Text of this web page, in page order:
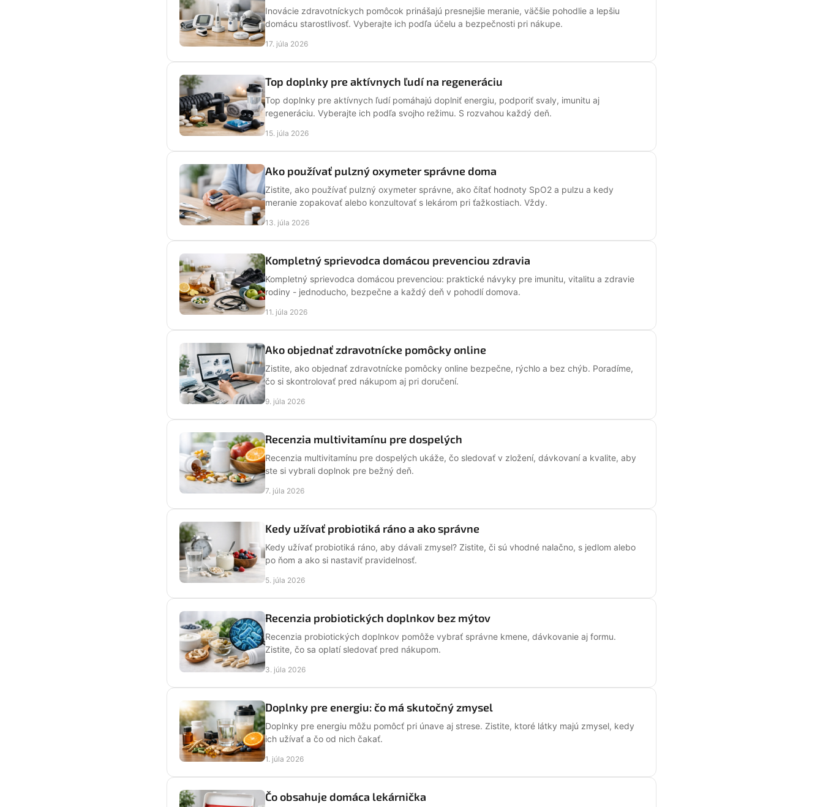
Inovácie zdravotníckych pomôcok prinášajú presnejšie meranie, väčšie pohodlie a lepšiu
domácu starostlivosť. Vyberajte ich podľa účelu a bezpečnosti pri nákupe.
17. júla 2026
Top doplnky pre aktívnych ľudí na regeneráciu
Top doplnky pre aktívnych ľudí pomáhajú doplniť energiu, podporiť svaly, imunitu aj
regeneráciu. Vyberajte ich podľa svojho režimu. S rozvahou každý deň.
15. júla 2026
Ako používať pulzný oxymeter správne doma
Zistite, ako používať pulzný oxymeter správne, ako čítať hodnoty SpO2 a pulzu a kedy
meranie zopakovať alebo konzultovať s lekárom pri ťažkostiach. Vždy.
13. júla 2026
Kompletný sprievodca domácou prevenciou zdravia
Kompletný sprievodca domácou prevenciou: praktické návyky pre imunitu, vitalitu a zdravie
rodiny - jednoducho, bezpečne a každý deň v pohodlí domova.
11. júla 2026
Ako objednať zdravotnícke pomôcky online
Zistite, ako objednať zdravotnícke pomôcky online bezpečne, rýchlo a bez chýb. Poradíme,
čo si skontrolovať pred nákupom aj pri doručení.
9. júla 2026
Recenzia multivitamínu pre dospelých
Recenzia multivitamínu pre dospelých ukáže, čo sledovať v zložení, dávkovaní a kvalite, aby
ste si vybrali doplnok pre bežný deň.
7. júla 2026
Kedy užívať probiotiká ráno a ako správne
Kedy užívať probiotiká ráno, aby dávali zmysel? Zistite, či sú vhodné nalačno, s jedlom alebo
po ňom a ako si nastaviť pravidelnosť.
5. júla 2026
Recenzia probiotických doplnkov bez mýtov
Recenzia probiotických doplnkov pomôže vybrať správne kmene, dávkovanie aj formu.
Zistite, čo sa oplatí sledovať pred nákupom.
3. júla 2026
Doplnky pre energiu: čo má skutočný zmysel
Doplnky pre energiu môžu pomôcť pri únave aj strese. Zistite, ktoré látky majú zmysel, kedy
ich užívať a čo od nich čakať.
1. júla 2026
Čo obsahuje domáca lekárnička